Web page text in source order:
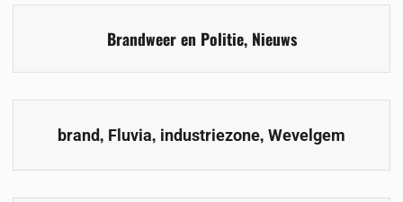
Brandweer en Politie, Nieuws
brand, Fluvia, industriezone, Wevelgem